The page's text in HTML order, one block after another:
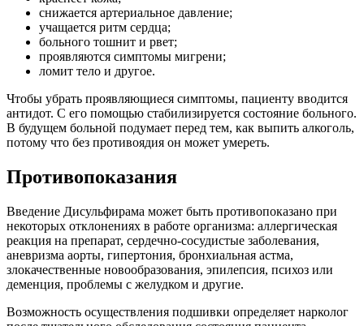
снижается артериальное давление;
учащается ритм сердца;
больного тошнит и рвет;
проявляются симптомы мигрени;
ломит тело и другое.
Чтобы убрать проявляющиеся симптомы, пациенту вводится
антидот. С его помощью стабилизируется состояние больного.
В будущем больной подумает перед тем, как выпить алкоголь,
потому что без противоядия он может умереть.
Противопоказания
Введение Дисульфирама может быть противопоказано при
некоторых отклонениях в работе организма: аллергическая
реакция на препарат, сердечно-сосудистые заболевания,
аневризма аорты, гипертония, бронхиальная астма,
злокачественные новообразования, эпилепсия, психоз или
деменция, проблемы с желудком и другие.
Возможность осуществления подшивки определяет нарколог